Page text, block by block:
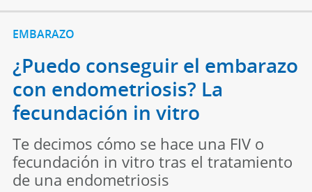
EMBARAZO
¿Puedo conseguir el embarazo
con endometriosis? La
fecundación in vitro
Te decimos cómo se hace una FIV o
fecundación in vitro tras el tratamiento
de una endometriosis